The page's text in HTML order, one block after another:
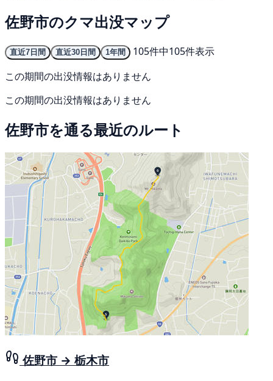
佐野市のクマ出没マップ
直近7日間 直近30日間 1年間
105件中105件表示
この期間の出没情報はありません
この期間の出没情報はありません
佐野市を通る最近のルート
佐野市 → 栃木市